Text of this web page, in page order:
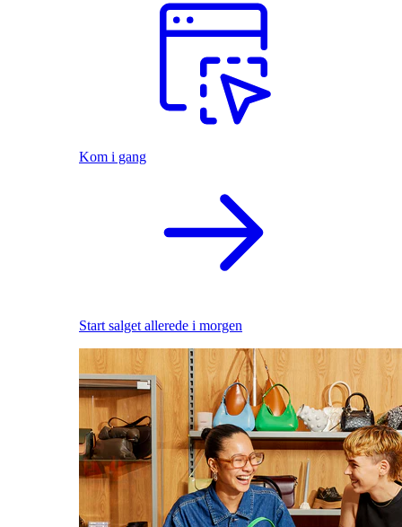
Kom i gang
Start salget allerede i morgen